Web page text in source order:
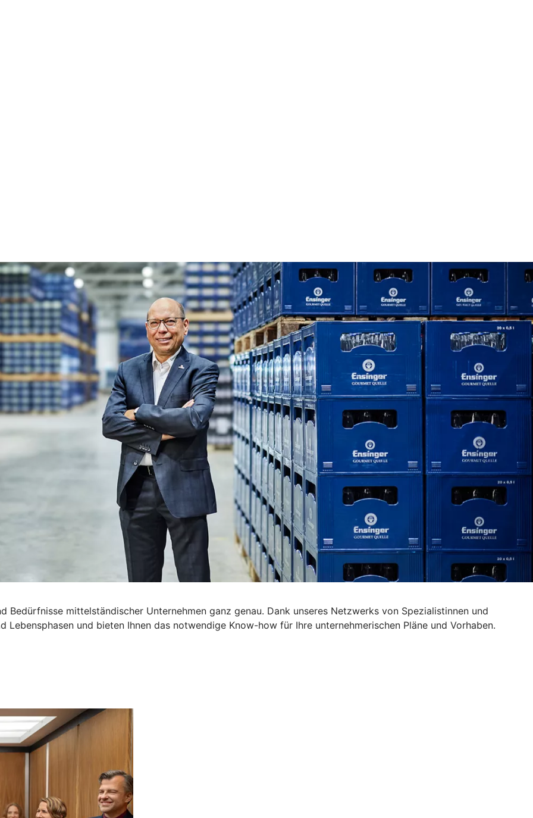
Bedürfnisse mittelständischer Unternehmen ganz genau. Dank unseres Netzwerks von Spezialistinnen und
und bieten Ihnen das notwendige Know-how für Ihre unternehmerischen Pläne und Vorhaben.